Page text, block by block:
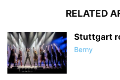
RELATED
Stuttgart
Berny